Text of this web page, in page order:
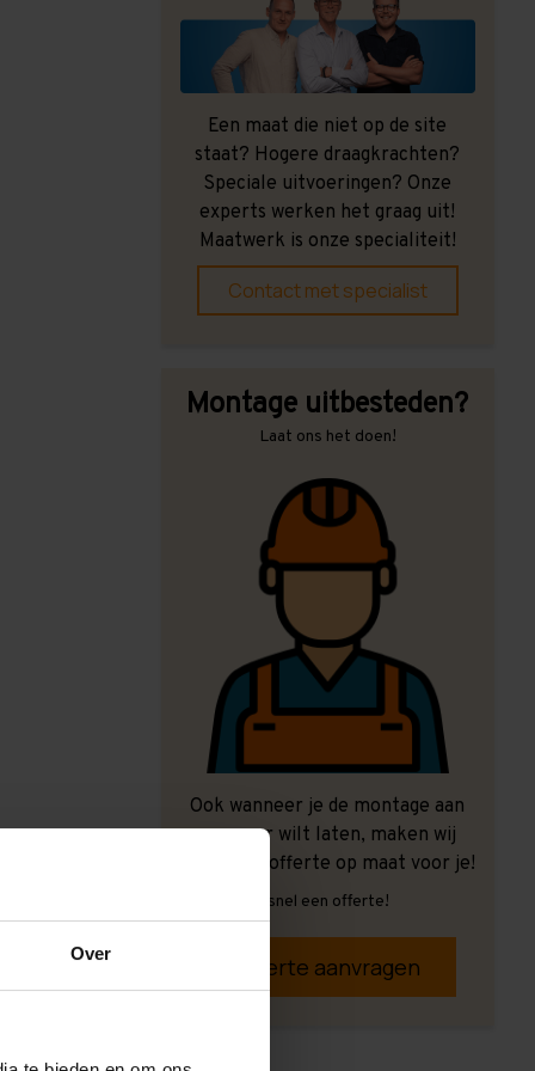
Over
Een maat die niet op de site
staat? Hogere draagkrachten?
Speciale uitvoeringen? Onze
experts werken het graag uit!
Maatwerk is onze specialiteit!
Contact met specialist
Montage uitbesteden?
Laat ons het doen!
Ook wanneer je de montage aan
ons over wilt laten, maken wij
graag een offerte op maat voor je!
Vrijblijvend, snel een offerte!
Offerte aanvragen